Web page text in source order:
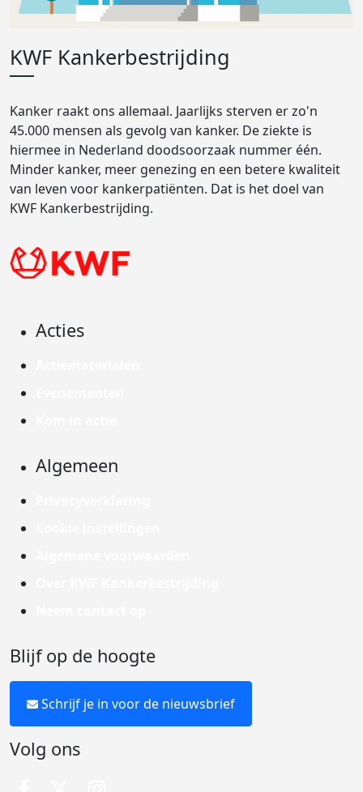
KWF Kankerbestrijding
Kanker raakt ons allemaal. Jaarlijks sterven er zo'n
45.000 mensen als gevolg van kanker. De ziekte is
hiermee in Nederland doodsoorzaak nummer één.
Minder kanker, meer genezing en een betere kwaliteit
van leven voor kankerpatiënten. Dat is het doel van
KWF Kankerbestrijding.
Acties
Algemeen
Blijf op de hoogte
Schrijf je in voor de nieuwsbrief
Volg ons